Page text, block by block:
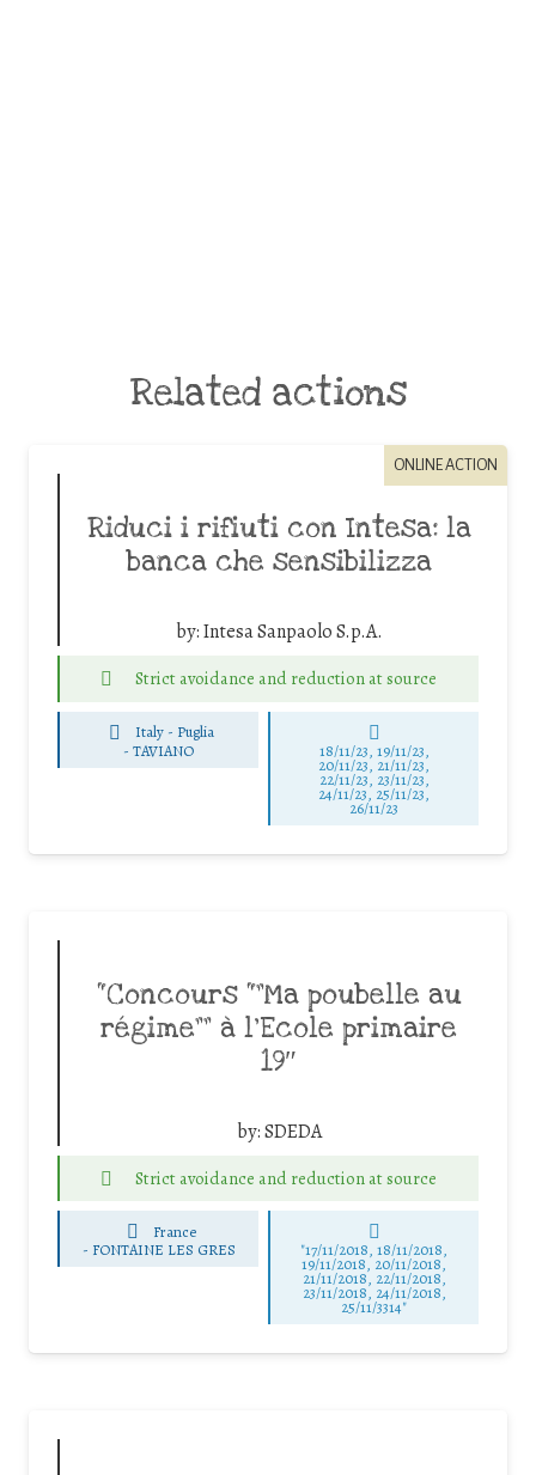
Related actions
ONLINE ACTION
Riduci i rifiuti con Intesa: la
banca che sensibilizza
by:Intesa Sanpaolo S.p.A.
Strict avoidance and reduction at source
Italy - Puglia
-TAVIANO 18/11/23, 19/11/23,
20/11/23, 21/11/23,
22/11/23, 23/11/23,
24/11/23, 25/11/23,
26/11/23
“Concours “”Ma poubelle au
régime”” à l’Ecole primaire
19″
by:SDEDA
Strict avoidance and reduction at source
France
- FONTAINE LES GRES "17/11/2018, 18/11/2018,
19/11/2018, 20/11/2018,
21/11/2018, 22/11/2018,
23/11/2018, 24/11/2018,
25/11/3314"